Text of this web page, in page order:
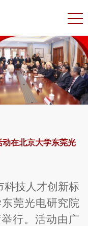
在北京大学东莞光
科技人才创新标
莞光电研究院
举行。活动由广